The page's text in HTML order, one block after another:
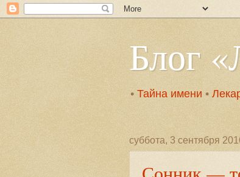
Блог
• Тайна имени •
суббота, 3 сентября